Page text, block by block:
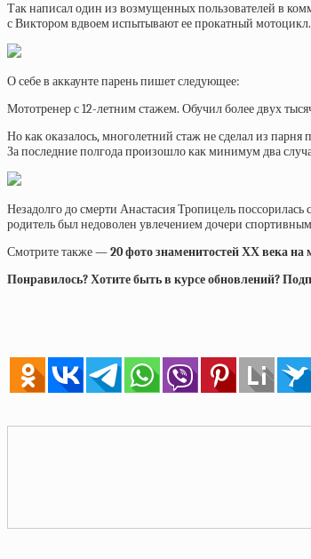
Так написал один из возмущенных пользователей в
с Виктором вдвоем испытывают ее прокатный
О себе в аккаунте парень пишет следующее:
Мототренер с 12-летним стажем. Обучил более двух
Но как оказалось, многолетний стаж не сделал из
За последние полгода произошло как минимум два
Незадолго до смерти Анастасия Тропицель
родитель был недоволен увлечением дочери
Смотрите также —20 фото знаменитостей ХХ века на
Понравилось? Хотите быть в курсе обновлений?